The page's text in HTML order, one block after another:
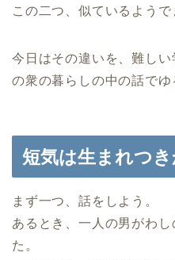
この二つ、似ているようで
今日はその違いを、難し
の衆の暮らしの中の話でゆ
短気は生まれつ
まず一つ、話をしよう。
あるとき、一人の男がわ
た。